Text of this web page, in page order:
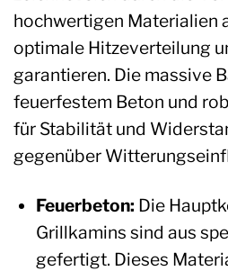
hochwertigen Materialien
optimale Hitzeverteilung
garantieren. Die massive
feuerfestem Beton und
für Stabilität und
gegenüber
Feuerbeton: Die
Grillkamins sind aus
gefertigt. Dieses